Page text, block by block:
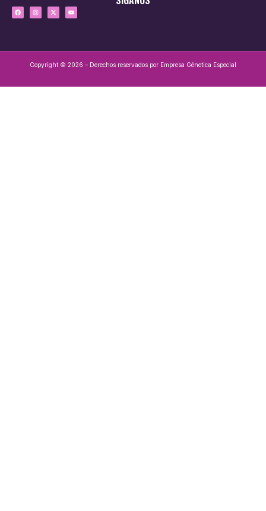
Copyright © 2026 – Derechos reservados por Empresa Génetica Especial